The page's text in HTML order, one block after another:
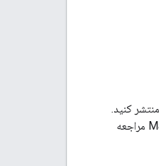
برای به اشتراک گذاشتن ویژگی خود با سایر کاربران Google Workspace، می‌توانید فهرستی در Google Workspace Marketplace منتشر کنید.
در مستندات Marketplace مراجعه